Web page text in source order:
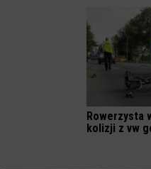
Rowerzysta
kolizji z vw